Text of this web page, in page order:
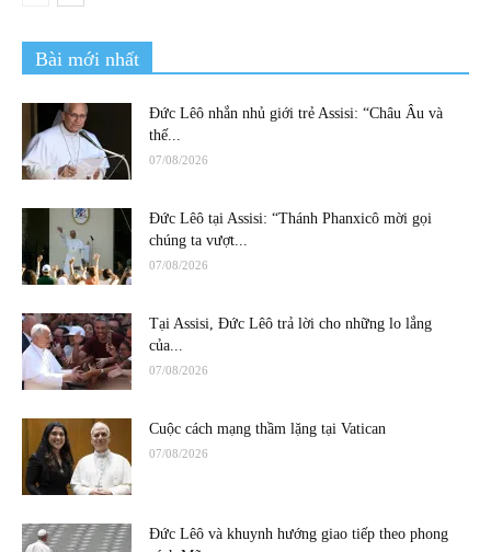
Bài mới nhất
Đức Lêô nhắn nhủ giới trẻ Assisi: “Châu Âu và
thế...
07/08/2026
Đức Lêô tại Assisi: “Thánh Phanxicô mời gọi
chúng ta vượt...
07/08/2026
Tại Assisi, Đức Lêô trả lời cho những lo lắng
của...
07/08/2026
Cuộc cách mạng thầm lặng tại Vatican
07/08/2026
Đức Lêô và khuynh hướng giao tiếp theo phong